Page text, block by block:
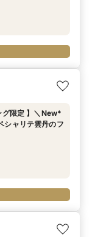
グ限定 】＼New*
シャリテ雲丹のフ